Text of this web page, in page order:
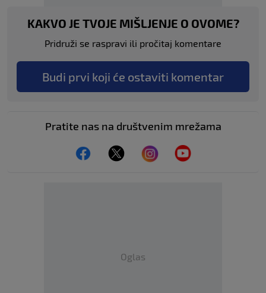
KAKVO JE TVOJE MIŠLJENJE O OVOME?
Pridruži se raspravi ili pročitaj komentare
Budi prvi koji će ostaviti komentar
Pratite nas na društvenim mrežama
Oglas